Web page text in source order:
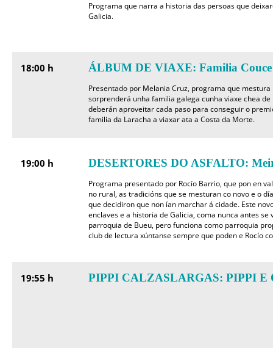
Programa que narra a historia das persoas que
Galicia.
18:00 h ÁLBUM DE VIAXE: Familia Couce
Presentado por Melania Cruz, programa que
sorprenderá unha familia galega cunha viaxe chea
deberán aproveitar cada paso para conseguir o
familia da Laracha a viaxar ata a Costa da Morte.
19:00 h DESERTORES DO ASFALTO:
Programa presentado por Rocío Barrio, que pon en
no rural, as tradicións que se mesturan co novo e o
que decidiron que non ían marchar á cidade. Este
enclaves e a historia de Galicia, coma nunca antes
parroquia de Bueu, pero funciona como parroquia
club de lectura xúntanse sempre que poden e Rocío
19:55 h PIPPI CALZASLARGAS: PIPPI E